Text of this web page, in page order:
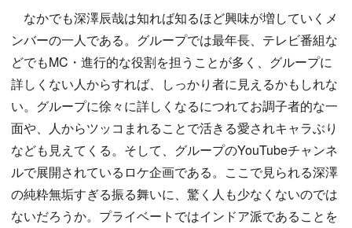
なかでも深澤辰哉は知れば知るほど興味が増していくメ
ンバーの一人である。グループでは最年長、テレビ番組な
どでもMC・進行的な役割を担うことが多く、グループに
詳しくない人からすれば、しっかり者に見えるかもしれな
い。グループに徐々に詳しくなるにつれてお調子者的な一
面や、人からツッコまれることで活きる愛されキャラぶり
なども見えてくる。そして、グループのYouTubeチャンネ
ルで展開されているロケ企画である。ここで見られる深澤
の純粋無垢すぎる振る舞いに、驚く人も少なくないのでは
ないだろうか。プライベートではインドア派であることを